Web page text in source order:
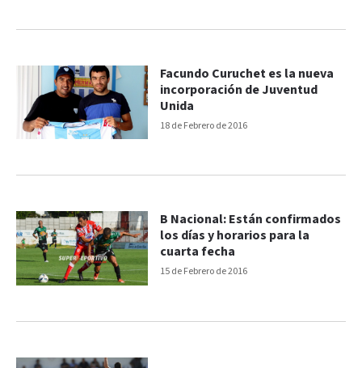
18 de Febrero de 2016
Facundo Curuchet es la nueva
incorporación de Juventud
Unida
15 de Febrero de 2016
B Nacional: Están confirmados
los días y horarios para la
cuarta fecha